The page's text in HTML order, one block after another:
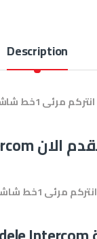
Description
الانتركم مرئي من Zhudele Intercom انتركم مرئى 1خط شاشة 7بوصة
الانتركم مرئي من Zhudele Intercom انتركم مرئى 1خط شاشة 7 بوصة